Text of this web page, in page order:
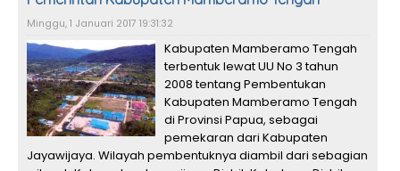
Minggu, 1 Januari 2017 19:31:32
Kabupaten Mamberamo Tengah
terbentuk lewat UU No 3 tahun
2008 tentang Pembentukan
Kabupaten Mamberamo Tengah
di Provinsi Papua, sebagai
pemekaran dari Kabupaten
Jayawijaya. Wilayah pembentuknya diambil dari sebagian